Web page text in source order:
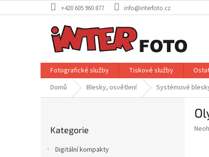
na
+420 605 960 877 info@interfoto.cz
Fotografické služby Tiskové služby
Domů
Blesky, osvětlení Systémové
kategorie
Kategorie
Digitální kompakty